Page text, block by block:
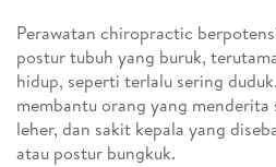
Perawatan chiropractic
postur tubuh yang buruk,
hidup, seperti terlalu sering
membantu orang yang
leher, dan sakit kepala yang
atau postur bungkuk.